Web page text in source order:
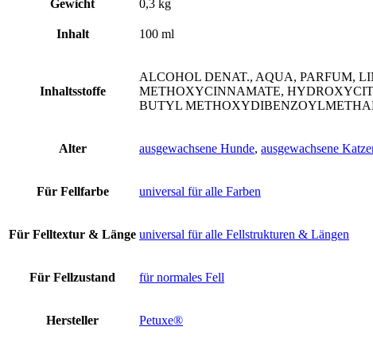
Gewicht 0,3 kg
Inhalt 100 ml
Inhaltsstoffe
ALCOHOL DENAT., AQUA, PARFUM,
METHOXYCINNAMATE,
BUTYL
Alter ausgewachsene Hunde, ausgewachsene
Für Fellfarbe universal für alle Farben
Für Felltextur & Länge universal für alle Fellstrukturen & Längen
Für Fellzustand für normales Fell
Hersteller Petuxe®